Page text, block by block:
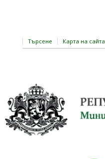
Търсене Карта на сайта